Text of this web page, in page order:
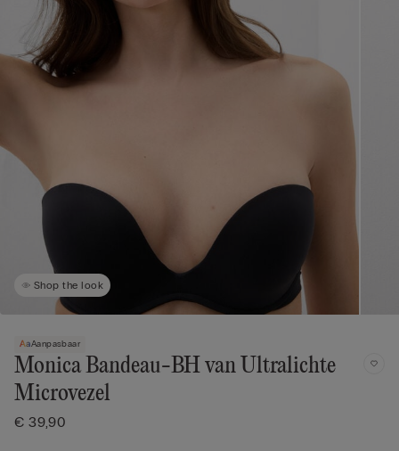
Shop the look
Aanpasbaar
Monica Bandeau-BH van Ultralichte
Microvezel
€ 39,90